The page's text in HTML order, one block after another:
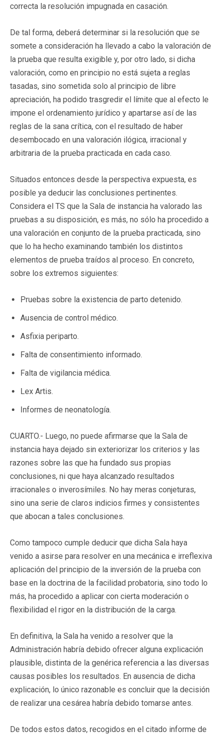
correcta la resolución impugnada en casación.
De tal forma, deberá determinar si la resolución que se
somete a consideración ha llevado a cabo la valoración de
la prueba que resulta exigible y, por otro lado, si dicha
valoración, como en principio no está sujeta a reglas
tasadas, sino sometida solo al principio de libre
apreciación, ha podido trasgredir el límite que al efecto le
impone el ordenamiento jurídico y apartarse así de las
reglas de la sana crítica, con el resultado de haber
desembocado en una valoración ilógica, irracional y
arbitraria de la prueba practicada en cada caso.
Situados entonces desde la perspectiva expuesta, es
posible ya deducir las conclusiones pertinentes.
Considera el TS que la Sala de instancia ha valorado las
pruebas a su disposición, es más, no sólo ha procedido a
una valoración en conjunto de la prueba practicada, sino
que lo ha hecho examinando también los distintos
elementos de prueba traídos al proceso. En concreto,
sobre los extremos siguientes:
Pruebas sobre la existencia de parto detenido.
Ausencia de control médico.
Asfixia periparto.
Falta de consentimiento informado.
Falta de vigilancia médica.
Lex Artis.
Informes de neonatología.
CUARTO.- Luego, no puede afirmarse que la Sala de
instancia haya dejado sin exteriorizar los criterios y las
razones sobre las que ha fundado sus propias
conclusiones, ni que haya alcanzado resultados
irracionales o inverosímiles. No hay meras conjeturas,
sino una serie de claros indicios firmes y consistentes
que abocan a tales conclusiones.
Como tampoco cumple deducir que dicha Sala haya
venido a asirse para resolver en una mecánica e irreflexiva
aplicación del principio de la inversión de la prueba con
base en la doctrina de la facilidad probatoria, sino todo lo
más, ha procedido a aplicar con cierta moderación o
flexibilidad el rigor en la distribución de la carga.
En definitiva, la Sala ha venido a resolver que la
Administración habría debido ofrecer alguna explicación
plausible, distinta de la genérica referencia a las diversas
causas posibles los resultados. En ausencia de dicha
explicación, lo único razonable es concluir que la decisión
de realizar una cesárea habría debido tomarse antes.
De todos estos datos, recogidos en el citado informe de